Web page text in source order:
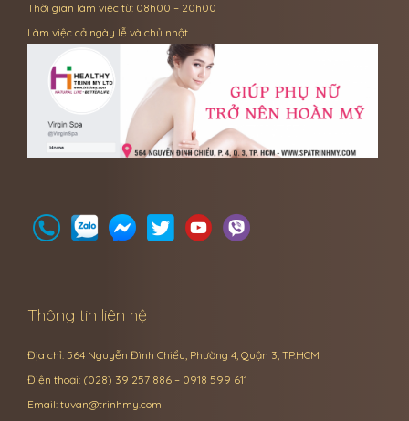
Thời gian làm việc từ: 08h00 – 20h00
Làm việc cả ngày lễ và chủ nhật
Thông tin liên hệ
Địa chỉ: 564 Nguyễn Đình Chiểu, Phường 4, Quận 3, TP.HCM
Điện thoại: (028) 39 257 886 – 0918 599 611
Email: tuvan@trinhmy.com